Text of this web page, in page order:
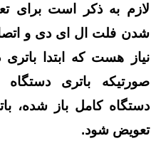
لازم به ذکر است برای
شدن فلت ال ای دی و
نیاز هست که ابتدا
صورتیکه باتری دستگاه
دستگاه کامل باز شده،
تعویض شود.